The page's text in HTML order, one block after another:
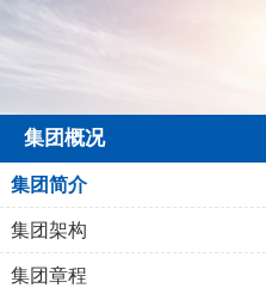
集团概况
集团简介
集团架构
集团章程